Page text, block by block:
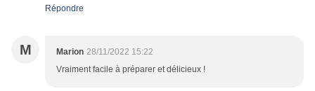
Répondre
M Marion 28/11/2022 15:22
Vraiment facile à préparer et délicieux !